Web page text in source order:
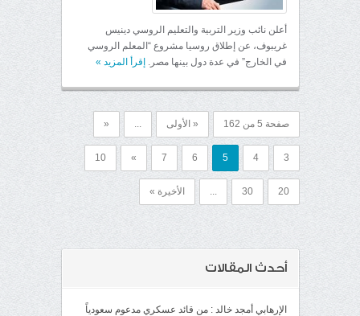
أعلن نائب وزير التربية والتعليم الروسي دينيس
غريبوف، عن إطلاق روسيا مشروع “المعلم الروسي
في الخارج” في عدة دول بينها مصر. إقرأ المزيد »
صفحة 5 من 162 « الأولى ...
«
3
4
5
6
7
»
10
20
30
... الأخيرة »
أحدث المقالات
الإرهابي أمجد خالد : من قائد عسكري مدعوم سعودياً